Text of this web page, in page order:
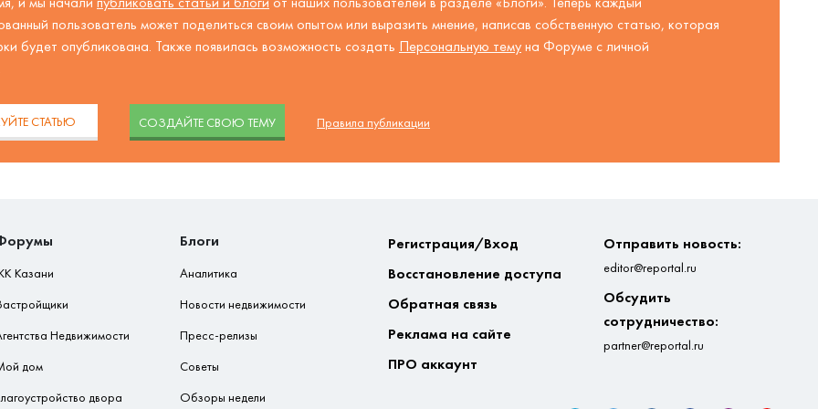
пользователь может поделиться своим опытом или выразить мнение, написав собственную статью, которая
будет опубликована. Также появилась возможность создать Персональную тему на Форуме с личной
СТАТЬЮ CОЗДАЙТЕ СВОЮ ТЕМУ Правила публикации
Казани
Недвижимости
дом
двора
Блоги
Аналитика
Новости недвижимости
Пресс-релизы
Советы
Обзоры недели
Регистрация/Вход
Восстановление доступа
Обратная связь
Реклама на сайте
ПРО аккаунт
Отправить новость:
editor@reportal.ru
Обсудить
сотрудничество:
partner@reportal.ru